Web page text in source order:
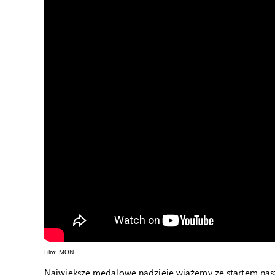
Film: MON
Największe medalowe nadzieje wiążemy ze startem